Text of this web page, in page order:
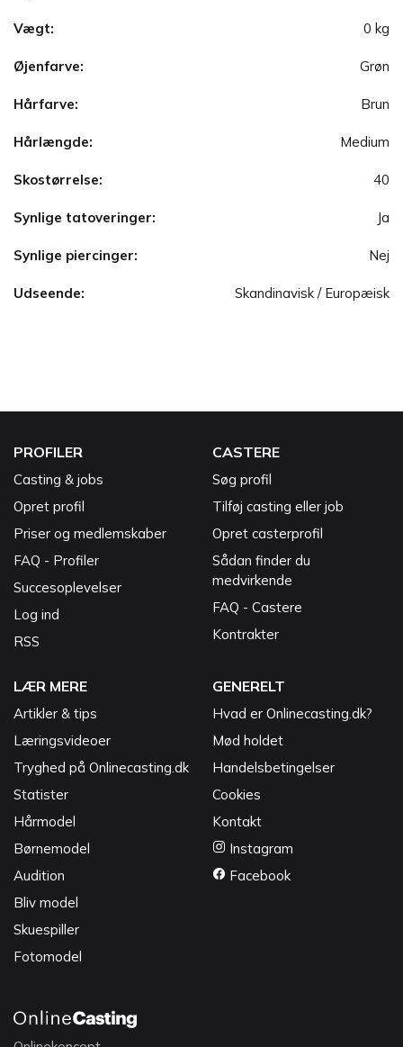
Vægt: 0 kg
Øjenfarve: Grøn
Hårfarve: Brun
Hårlængde: Medium
Skostørrelse: 40
Synlige tatoveringer: Ja
Synlige piercinger: Nej
Udseende: Skandinavisk / Europæisk
PROFILER
Casting & jobs
Opret profil
Priser og medlemskaber
FAQ - Profiler
Succesoplevelser
Log ind
RSS
CASTERE
Søg profil
Tilføj casting eller job
Opret casterprofil
Sådan finder du
medvirkende
FAQ - Castere
Kontrakter
LÆR MERE
Artikler & tips
Læringsvideoer
Tryghed på Onlinecasting.dk
Statister
Hårmodel
Børnemodel
Audition
Bliv model
Skuespiller
Fotomodel
GENERELT
Hvad er Onlinecasting.dk?
Mød holdet
Handelsbetingelser
Cookies
Kontakt
Instagram
Facebook